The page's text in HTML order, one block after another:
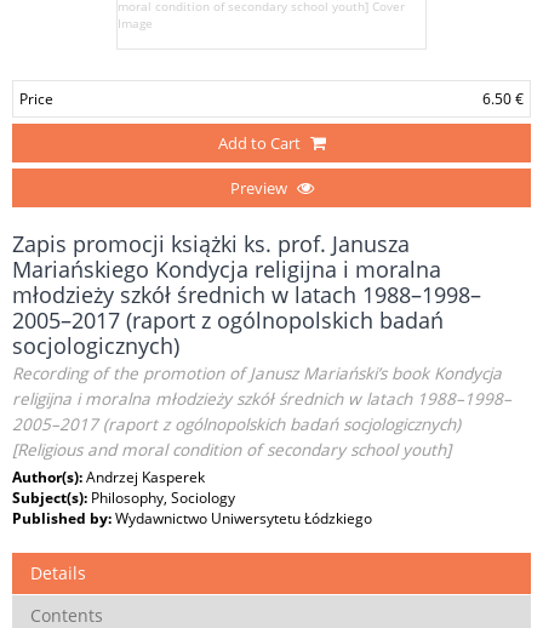
Price 6.50 €
Add to Cart
Preview
Zapis promocji książki ks. prof. Janusza
Mariańskiego Kondycja religijna i moralna
młodzieży szkół średnich w latach 1988–1998–
2005–2017 (raport z ogólnopolskich badań
socjologicznych)
Recording of the promotion of Janusz Mariański’s book Kondycja
religijna i moralna młodzieży szkół średnich w latach 1988–1998–
2005–2017 (raport z ogólnopolskich badań socjologicznych)
[Religious and moral condition of secondary school youth]
Author(s):Andrzej Kasperek
Subject(s): Philosophy, Sociology
Published by:Wydawnictwo Uniwersytetu Łódzkiego
Details
Contents